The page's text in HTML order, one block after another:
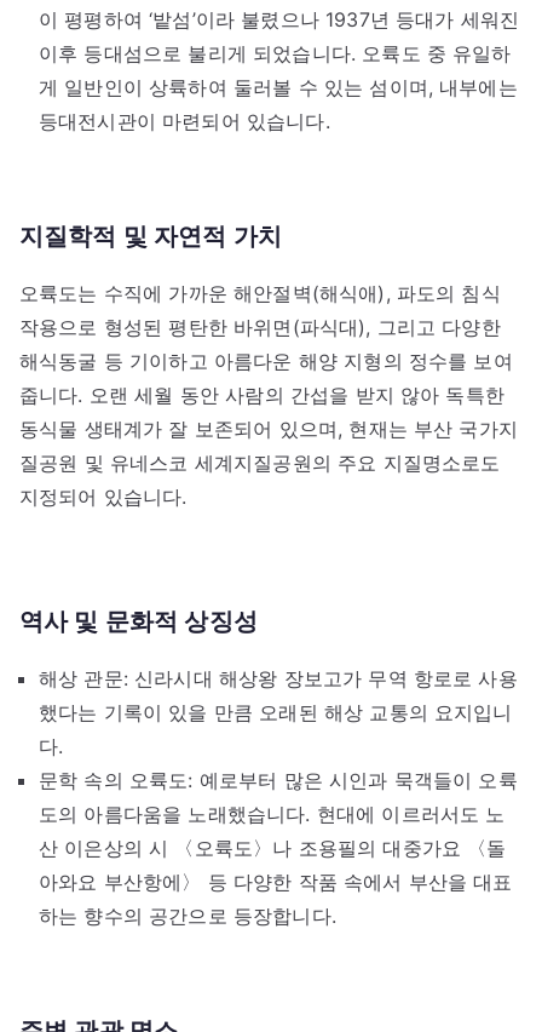
이 평평하여 ‘밭섬’이라 불렸으나 1937년 등대가 세워진
이후 등대섬으로 불리게 되었습니다. 오륙도 중 유일하
게 일반인이 상륙하여 둘러볼 수 있는 섬이며, 내부에는
등대전시관이 마련되어 있습니다.
지질학적 및 자연적 가치
오륙도는 수직에 가까운 해안절벽(해식애), 파도의 침식
작용으로 형성된 평탄한 바위면(파식대), 그리고 다양한
해식동굴 등 기이하고 아름다운 해양 지형의 정수를 보여
줍니다. 오랜 세월 동안 사람의 간섭을 받지 않아 독특한
동식물 생태계가 잘 보존되어 있으며, 현재는 부산 국가지
질공원 및 유네스코 세계지질공원의 주요 지질명소로도
지정되어 있습니다.
역사 및 문화적 상징성
해상 관문: 신라시대 해상왕 장보고가 무역 항로로 사용
했다는 기록이 있을 만큼 오래된 해상 교통의 요지입니
다.
문학 속의 오륙도: 예로부터 많은 시인과 묵객들이 오륙
도의 아름다움을 노래했습니다. 현대에 이르러서도 노
산 이은상의 시 〈오륙도〉나 조용필의 대중가요 〈돌
아와요 부산항에〉 등 다양한 작품 속에서 부산을 대표
하는 향수의 공간으로 등장합니다.